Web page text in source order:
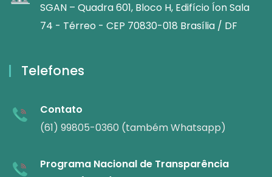
SGAN – Quadra 601, Bloco H, Edifício Íon Sala
74 - Térreo - CEP 70830-018 Brasília / DF
Telefones
Contato
(61) 99805-0360 (também Whatsapp)
Programa Nacional de Transparência